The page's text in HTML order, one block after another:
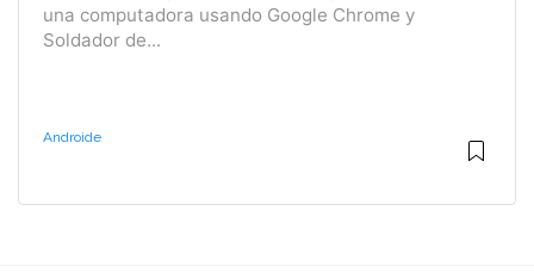
una computadora usando Google Chrome y
Soldador de...
Androide